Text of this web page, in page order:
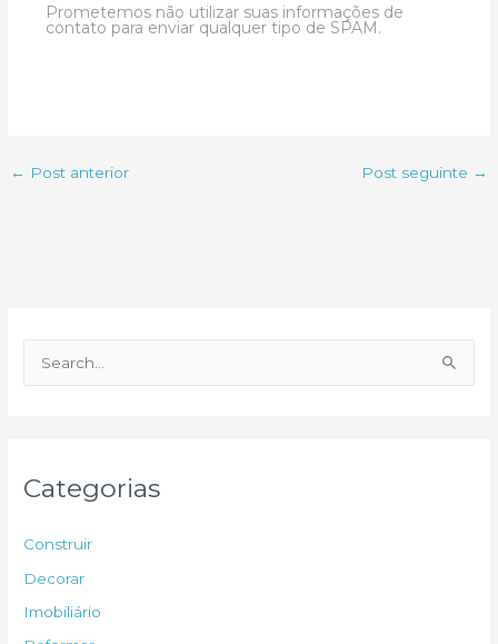
Prometemos não utilizar suas informações de
contato para enviar qualquer tipo de SPAM.
← Post anterior Post seguinte →
e
p
Categorias
Construir
Decorar
Imobiliário